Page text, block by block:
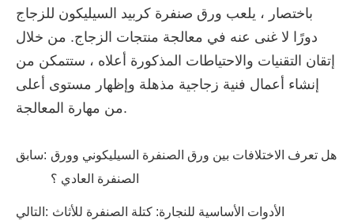
باختصار ، يلعب ورق صنفرة كربيد السيليكون للزجاج
دورًا لا غنى عنه في معالجة منتجات الزجاج. من خلال
إتقان التقنيات والاحتياطات المذكورة أعلاه ، ستتمكن من
إنشاء أعمال فنية زجاجية مذهلة وإظهار مستوى أعلى
من مهارة المعالجة.
سابق: هل تعرف الاختلافات بين ورق الصنفرة السيليكوني وورق
الصنفرة العادي ؟
التالي: الأدوات الأساسية للنجارة: كتلة الصنفرة للأثاث